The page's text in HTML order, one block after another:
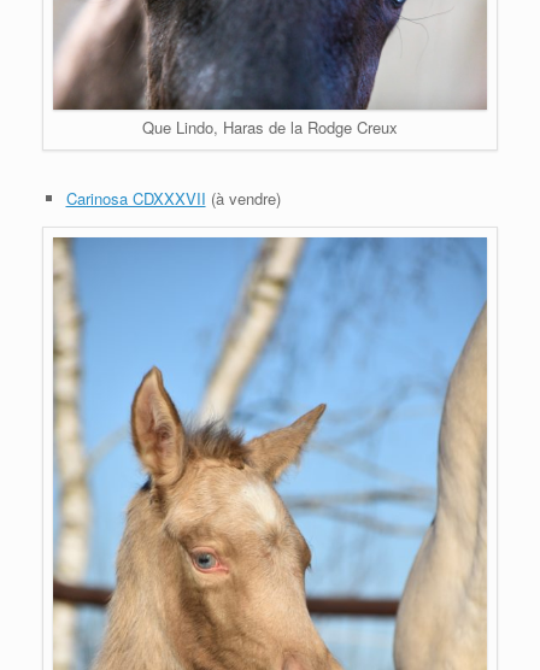
Que Lindo, Haras de la Rodge Creux
Carinosa CDXXXVII (à vendre)